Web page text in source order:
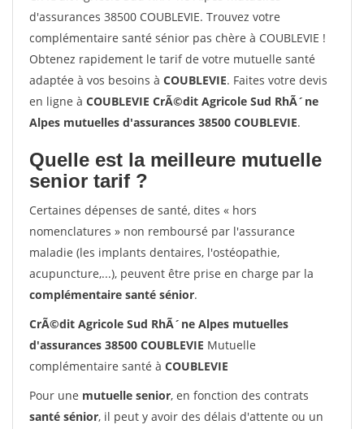
d'assurances 38500 COUBLEVIE. Trouvez votre
complémentaire santé sénior pas chère à COUBLEVIE !
Obtenez rapidement le tarif de votre mutuelle santé
adaptée à vos besoins à COUBLEVIE. Faites votre devis
en ligne à COUBLEVIE CrÃ©dit Agricole Sud RhÃ´ne
Alpes mutuelles d'assurances 38500 COUBLEVIE.
Quelle est la meilleure mutuelle
senior tarif ?
Certaines dépenses de santé, dites « hors
nomenclatures » non remboursé par l'assurance
maladie (les implants dentaires, l'ostéopathie,
acupuncture,...), peuvent être prise en charge par la
complémentaire santé sénior.
CrÃ©dit Agricole Sud RhÃ´ne Alpes mutuelles
d'assurances 38500 COUBLEVIE Mutuelle
complémentaire santé à COUBLEVIE
Pour une mutuelle senior, en fonction des contrats
santé sénior, il peut y avoir des délais d'attente ou un